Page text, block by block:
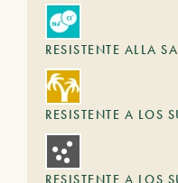
RESISTENTE ALLA
RESISTENTE A LOS
RESISTENTE A LOS